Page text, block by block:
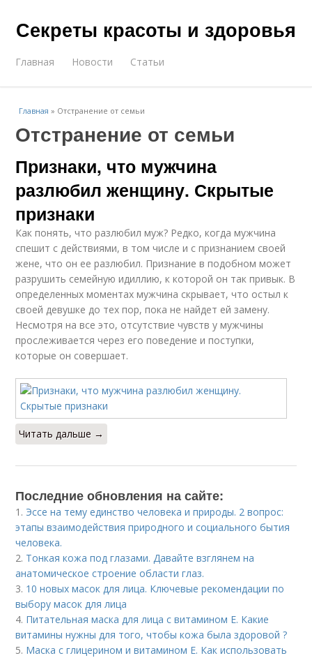
Секреты красоты и здоровья
Главная Новости Статьи
Главная » Отстранение от семьи
Отстранение от семьи
Признаки, что мужчина
разлюбил женщину. Скрытые
признаки
Как понять, что разлюбил муж? Редко, когда мужчина
спешит с действиями, в том числе и с признанием своей
жене, что он ее разлюбил. Признание в подобном может
разрушить семейную идиллию, к которой он так привык. В
определенных моментах мужчина скрывает, что остыл к
своей девушке до тех пор, пока не найдет ей замену.
Несмотря на все это, отсутствие чувств у мужчины
прослеживается через его поведение и поступки,
которые он совершает.
Читать дальше →
Последние обновления на сайте:
1. Эссе на тему единство человека и природы. 2 вопрос:
этапы взаимодействия природного и социального бытия
человека.
2. Тонкая кожа под глазами. Давайте взглянем на
анатомическое строение области глаз.
3. 10 новых масок для лица. Ключевые рекомендации по
выбору масок для лица
4. Питательная маска для лица с витамином Е. Какие
витамины нужны для того, чтобы кожа была здоровой ?
5. Маска с глицерином и витамином Е. Как использовать